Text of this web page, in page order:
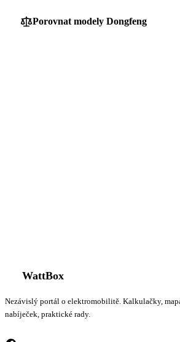
Porovnat modely Dongfeng
WattBox
Nezávislý portál o elektromobilitě. Kalkulačky,
nabíječek, praktické rady.